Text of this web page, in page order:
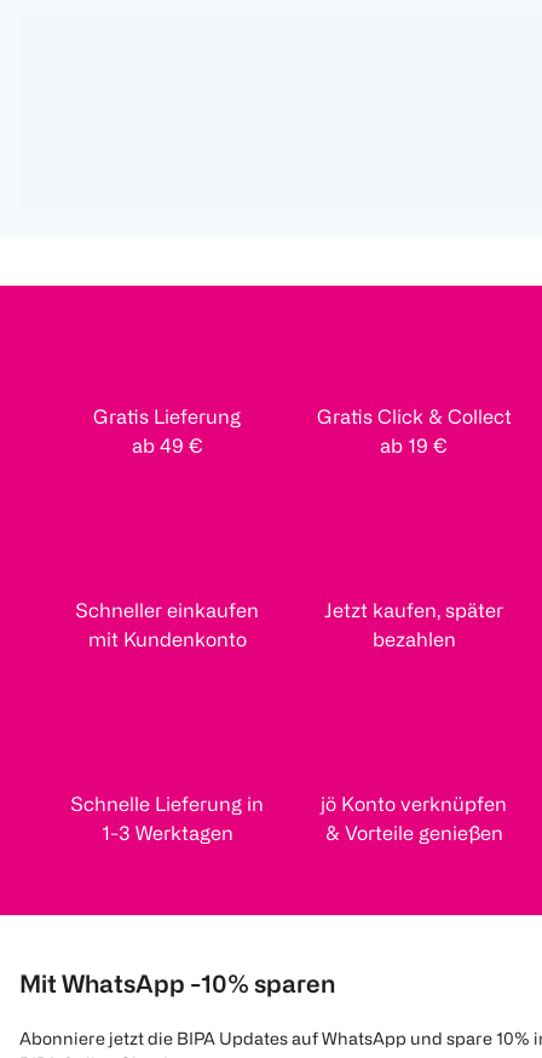
Gratis Lieferung
ab 49 €
Gratis Click & Collect
ab 19 €
Schneller einkaufen
mit Kundenkonto
Jetzt kaufen, später
bezahlen
Schnelle Lieferung in
1-3 Werktagen
jö Konto verknüpfen
& Vorteile genießen
Mit WhatsApp -10% sparen
Abonniere jetzt die BIPA Updates auf WhatsApp und spare 10%